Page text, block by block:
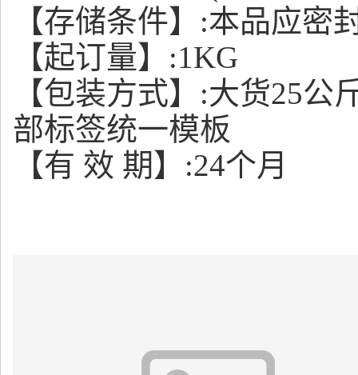
【存储条件】:本品应
【起订量】:1KG
【包装方式】:大货25公
部标签统一模板
【有 效 期】:24个月